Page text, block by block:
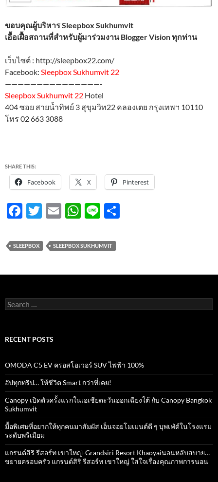
ขอบคุณผู้บริหาร Sleepbox Sukhumvit
เอื้อเฝื้อสถานที่สำหรับผู้มาร่วมงาน Blogger Vision ทุกท่าน
เว็บไซต์ : http://sleepbox22.com/
Facebook: Sleepbox Sukhumvit 22
———————————————-
Sleepbox Sukhumvit 22 Hotel
404 ซอย สายน้ำทิพย์ 3 สุขุมวิท22 คลองเตย กรุงเทพฯ 10110
โทร 02 663 3088
SHARE THIS:
Facebook X Pinterest
F
e
b
o
k
T
itt
er
E
ail
W
at
s
A
p
Li
e
SLEEPBOX SLEEPBOX SUKHUMVIT
Search
for:
RECENT POSTS
OMODA C5 EV ครอสโอเวอร์ SUV ไฟฟ้า 100%
อัปทุกทริป… ให้ชีวิต Smart กว่าที่เคย!
Canopy เปิดตัวครั้งแรกในเอเชียตะวันออกเฉียงใต้ กับ Canopy Bangkok
Sukhumvit
มื้อพิเศษที่อยากให้ทุกคนมาสัมผัส เอ็นจอยโมเมนต์ดี ๆ บุพเฟ่ต์ในโรงแรม
ระดับพรีเมียม
แกรนด์สิริ​ รีสอร์ท​ เขาใหญ่​-Grandsiri​ Resort​ Khaoyaiนอนหลับสบาย…
ขยายครอบครัว แกรนด์สิริ รีสอร์ท เขาใหญ่ ใส่ใจเรื่องคุณภาพการนอน